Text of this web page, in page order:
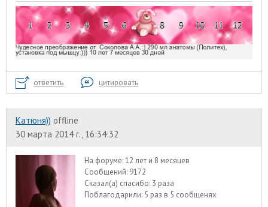
ответить цитировать
Катюня)) offline
30 марта 2014 г., 16:34:32
На форуме:12 лет и 8 месяцев
Сообщений: 9172
Сказал(а) спасибо: 3 раза
Поблагодарили: 5 раз в 5 сообщенях